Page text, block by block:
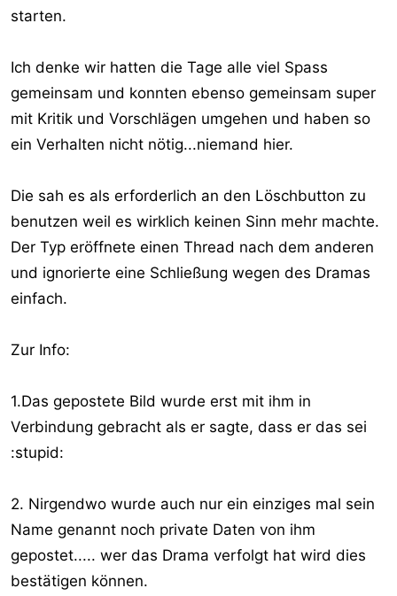
starten.
Ich denke wir hatten die Tage alle viel Spass
gemeinsam und konnten ebenso gemeinsam super
mit Kritik und Vorschlägen umgehen und haben so
ein Verhalten nicht nötig...niemand hier.
Die sah es als erforderlich an den Löschbutton zu
benutzen weil es wirklich keinen Sinn mehr machte.
Der Typ eröffnete einen Thread nach dem anderen
und ignorierte eine Schließung wegen des Dramas
einfach.
Zur Info:
1.Das gepostete Bild wurde erst mit ihm in
Verbindung gebracht als er sagte, dass er das sei
:stupid:
2. Nirgendwo wurde auch nur ein einziges mal sein
Name genannt noch private Daten von ihm
gepostet..... wer das Drama verfolgt hat wird dies
bestätigen können.